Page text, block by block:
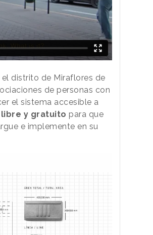
distrito de Miraflores de
de personas con
el sistema accesible a
y gratuito para que
e implemente en su